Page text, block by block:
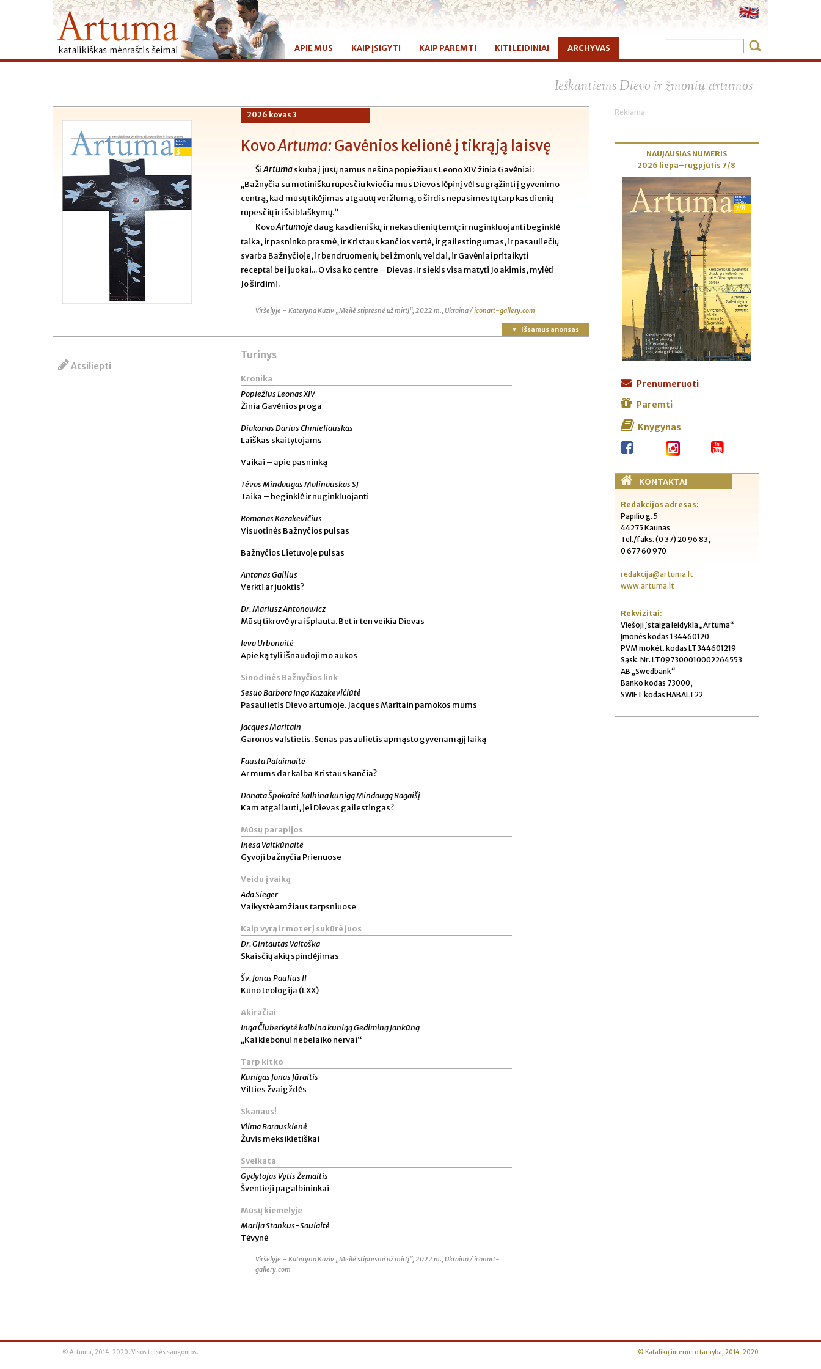
APIE MUS KAIP ĮSIGYTI KAIP PAREMTI KITI LEIDINIAI ARCHYVAS
Ieškantiems Dievo ir žmonių artumos
2026 kovas 3
KovoArtuma:Gavėnios kelionė į tikrąją laisvę
ŠiArtumaskuba į jūsų namus nešina popiežiaus Leono XIV žinia Gavėniai:
„Bažnyčia su motinišku rūpesčiu kviečia mus Dievo slėpinį vėl sugrąžinti į gyvenimo
centrą, kad mūsų tikėjimas atgautų veržlumą, o širdis nepasimestų tarp kasdienių
rūpesčių ir išsiblaškymų.“
KovoArtumojedaug kasdieniškų ir nekasdienių temų: ir nuginkluojanti beginklė
taika, ir pasninko prasmė, ir Kristaus kančios vertė, ir gailestingumas, ir pasauliečių
svarba Bažnyčioje, ir bendruomenių bei žmonių veidai, ir Gavėniai pritaikyti
receptai bei juokai... O visa ko centre – Dievas. Ir siekis visa matyti Jo akimis, mylėti
Jo širdimi.
Viršelyje – Kateryna Kuziv „Meilė stipresnė už mirtį“, 2022 m., Ukraina /iconart-gallery.com
Išsamus anonsas
Atsiliepti
Turinys
Kronika
Popiežius Leonas XIV
Žinia Gavėnios proga
Diakonas Darius Chmieliauskas
Laiškas skaitytojams
Vaikai – apie pasninką
Tėvas Mindaugas Malinauskas SJ
Taika – beginklė ir nuginkluojanti
Romanas Kazakevičius
Visuotinės Bažnyčios pulsas
Bažnyčios Lietuvoje pulsas
Antanas Gailius
Verkti ar juoktis?
Dr. Mariusz Antonowicz
Mūsų tikrovė yra išplauta. Bet ir ten veikia Dievas
Ieva Urbonaitė
Apie ką tyli išnaudojimo aukos
Sinodinės Bažnyčios link
Sesuo Barbora Inga Kazakevičiūtė
Pasaulietis Dievo artumoje. Jacques Maritain pamokos mums
Jacques Maritain
Garonos valstietis. Senas pasaulietis apmąsto gyvenamąjį laiką
Fausta Palaimaitė
Ar mums dar kalba Kristaus kančia?
Donata Špokaitė kalbina kunigą Mindaugą Ragaišį
Kam atgailauti, jei Dievas gailestingas?
Mūsų parapijos
Inesa Vaitkūnaitė
Gyvoji bažnyčia Prienuose
Veidu į vaiką
Ada Sieger
Vaikystė amžiaus tarpsniuose
Kaip vyrą ir moterį sukūrė juos
Dr. Gintautas Vaitoška
Skaisčių akių spindėjimas
Šv. Jonas Paulius II
Kūno teologija (LXX)
Akiračiai
Inga Čiuberkytė kalbina kunigą Gediminą Jankūną
„Kai klebonui nebelaiko nervai“
Tarp kitko
Kunigas Jonas Jūraitis
Vilties žvaigždės
Skanaus!
Vilma Barauskienė
Žuvis meksikietiškai
Sveikata
Gydytojas Vytis Žemaitis
Šventieji pagalbininkai
Mūsų kiemelyje
Marija Stankus-Saulaitė
Tėvynė
Viršelyje – Kateryna Kuziv „Meilė stipresnė už mirtį“, 2022 m., Ukraina / iconart-
gallery.com
Reklama
NAUJAUSIAS NUMERIS
2026 liepa–rugpjūtis 7/8
Prenumeruoti
Paremti
Knygynas
KONTAKTAI
Redakcijos adresas:
Papilio g. 5
44275 Kaunas
Tel./faks. (0 37) 20 96 83,
0 677 60 970
redakcija@artuma.lt
www.artuma.lt
Rekvizitai:
Viešoji įstaiga leidykla „Artuma“
Įmonės kodas 134460120
PVM mokėt. kodas LT344601219
Sąsk. Nr. LT097300010002264553
AB „Swedbank“
Banko kodas 73000,
SWIFT kodas HABALT22
© Artuma, 2014-2020. Visos teisės saugomos. © Katalikų interneto tarnyba, 2014-2020